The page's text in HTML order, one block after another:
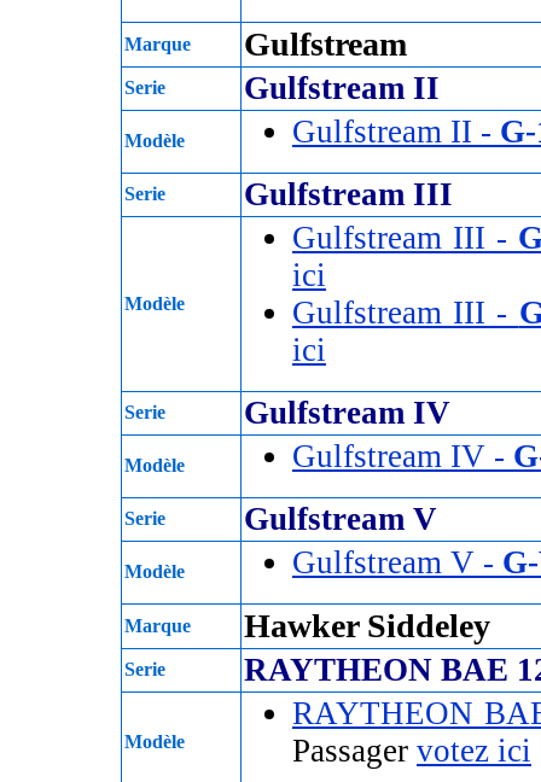
Marque Gulfstream
Serie Gulfstream II
Modèle Gulfstream II -
Serie Gulfstream III
Modèle
Gulfstream III -
ici
Gulfstream III -
ici
Serie Gulfstream IV
Modèle Gulfstream IV -
Serie Gulfstream V
Modèle Gulfstream V -
Marque Hawker Siddeley
Serie RAYTHEON BAE
Modèle
RAYTHEON
Passager votez ici